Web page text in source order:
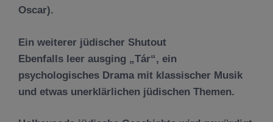
Oscar).
Ein weiterer jüdischer Shutout
Ebenfalls leer ausging „Tár“, ein
psychologisches Drama mit klassischer Musik
und etwas unerklärlichen jüdischen Themen.